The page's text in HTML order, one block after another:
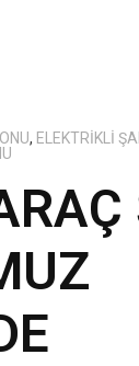
, ELEKTRIKLI